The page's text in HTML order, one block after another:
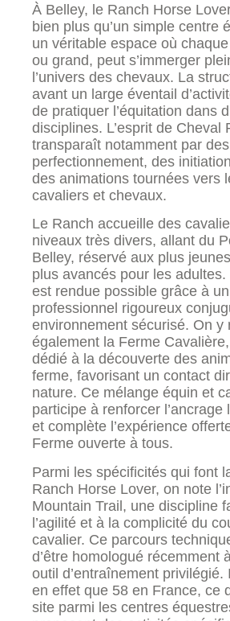
À Belley, le Ranch Horse
bien plus qu’un simple centre
un véritable espace où
ou grand, peut s’immerger
l’univers des chevaux. La
avant un large éventail
de pratiquer l’équitation dans
disciplines. L’esprit de Cheval
transparaît notamment par
perfectionnement, des
des animations tournées vers
cavaliers et chevaux.
Le Ranch accueille des
niveaux très divers, allant du
Belley, réservé aux plus
plus avancés pour les
est rendue possible grâce à
professionnel rigoureux
environnement sécurisé. On y
également la Ferme
dédié à la découverte des
ferme, favorisant un contact
nature. Ce mélange équin et
participe à renforcer l’ancrage
et complète l’expérience
Ferme ouverte à tous.
Parmi les spécificités qui font
Ranch Horse Lover, on note
Mountain Trail, une discipline
l’agilité et à la complicité du
cavalier. Ce parcours
d’être homologué récemment
outil d’entraînement privilégié.
en effet que 58 en France, ce
site parmi les centres